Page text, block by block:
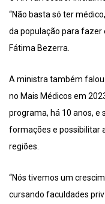
“Não basta só ter
da população para fazer
Fátima Bezerra.
A ministra também
no Mais Médicos em
programa, há 10 anos, e
formações e possibilitar
regiões.
“Nós tivemos um
cursando faculdades